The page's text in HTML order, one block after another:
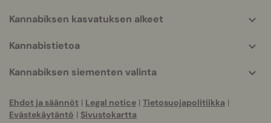
Kannabiksen kasvatuksen alkeet
Kannabistietoa
Kannabiksen siementen valinta
Ehdot ja säännöt | Legal notice | Tietosuojapolitiikka |
Evästekäytäntö | Sivustokartta